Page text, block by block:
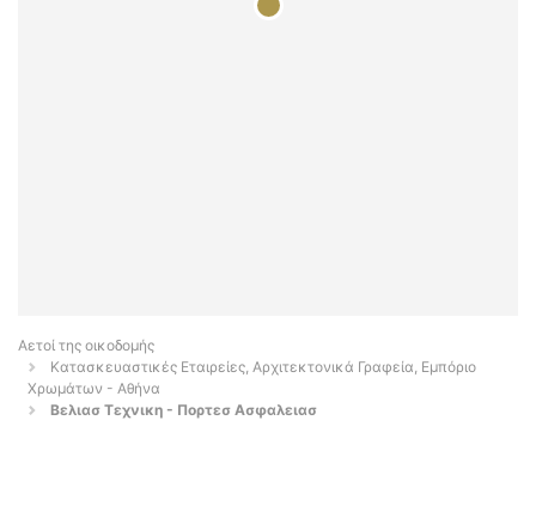
Αετοί της οικοδομής
Κατασκευαστικές Εταιρείες, Αρχιτεκτονικά Γραφεία, Εμπόριο
Χρωμάτων - Αθήνα
Βελιασ Τεχνικη - Πορτεσ Ασφαλειασ